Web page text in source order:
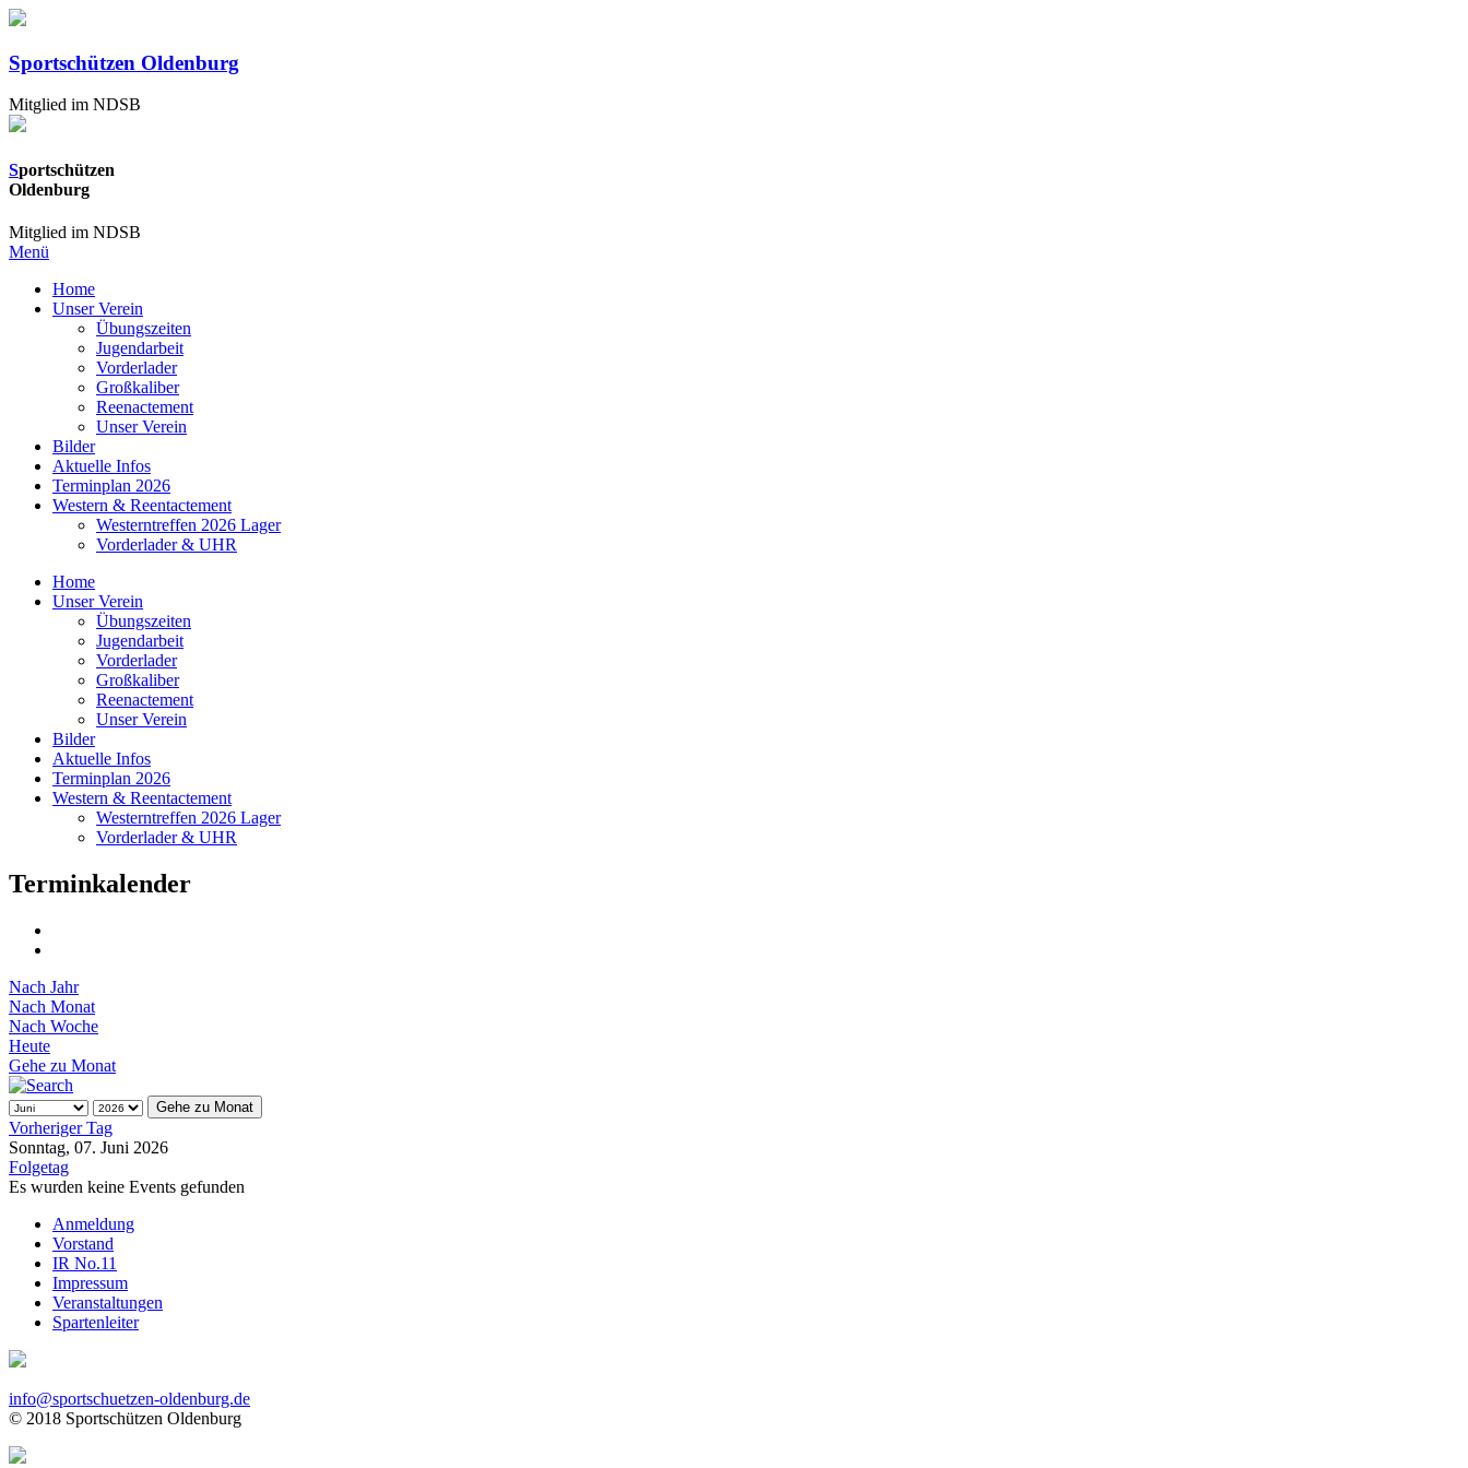
Sportschützen Oldenburg
Mitglied im NDSB
Sportschützen
Oldenburg
Mitglied im NDSB
Menü
Home
Unser Verein
Übungszeiten
Jugendarbeit
Vorderlader
Großkaliber
Reenactement
Unser Verein
Bilder
Aktuelle Infos
Terminplan 2026
Western & Reentactement
Westerntreffen 2026 Lager
Vorderlader & UHR
Home
Unser Verein
Übungszeiten
Jugendarbeit
Vorderlader
Großkaliber
Reenactement
Unser Verein
Bilder
Aktuelle Infos
Terminplan 2026
Western & Reentactement
Westerntreffen 2026 Lager
Vorderlader & UHR
Terminkalender
Nach Jahr
Nach Monat
Nach Woche
Heute
Gehe zu Monat
Gehe zu Monat
Vorheriger Tag
Sonntag, 07. Juni 2026
Folgetag
Es wurden keine Events gefunden
Anmeldung
Vorstand
IR No.11
Impressum
Veranstaltungen
Spartenleiter
info@sportschuetzen-oldenburg.de
© 2018 Sportschützen Oldenburg